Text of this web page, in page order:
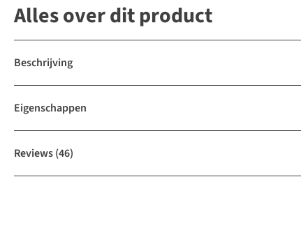
Alles over dit product
Beschrijving
Eigenschappen
Reviews(46)